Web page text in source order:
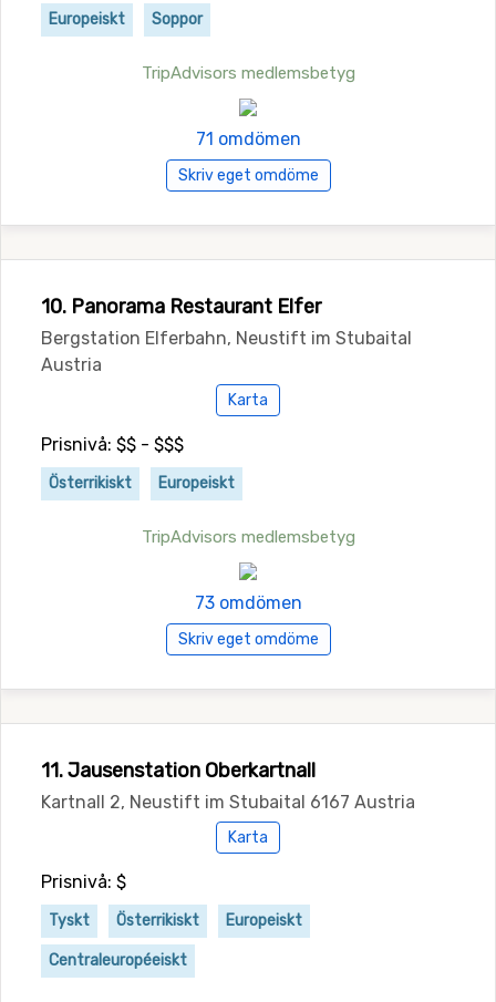
Europeiskt Soppor
TripAdvisors medlemsbetyg
71 omdömen
Skriv eget omdöme
10. Panorama Restaurant Elfer
Bergstation Elferbahn, Neustift im Stubaital
Austria
Karta
Prisnivå: $$ - $$$
Österrikiskt Europeiskt
TripAdvisors medlemsbetyg
73 omdömen
Skriv eget omdöme
11. Jausenstation Oberkartnall
Kartnall 2, Neustift im Stubaital 6167 Austria
Karta
Prisnivå: $
Tyskt Österrikiskt Europeiskt
Centraleuropéeiskt